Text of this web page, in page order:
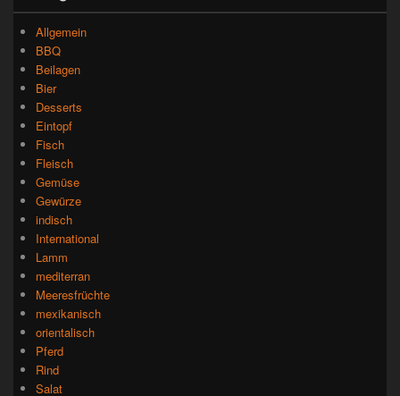
Allgemein
BBQ
Beilagen
Bier
Desserts
Eintopf
Fisch
Fleisch
Gemüse
Gewürze
indisch
International
Lamm
mediterran
Meeresfrüchte
mexikanisch
orientalisch
Pferd
Rind
Salat